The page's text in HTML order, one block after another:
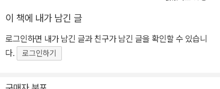
이 책에 내가 남긴 글
로그인하면 내가 남긴 글과 친구가 남긴 글을 확인할 수 있습니
다.
로그인하기